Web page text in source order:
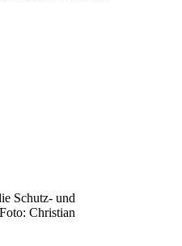
Schutz- und
Christian